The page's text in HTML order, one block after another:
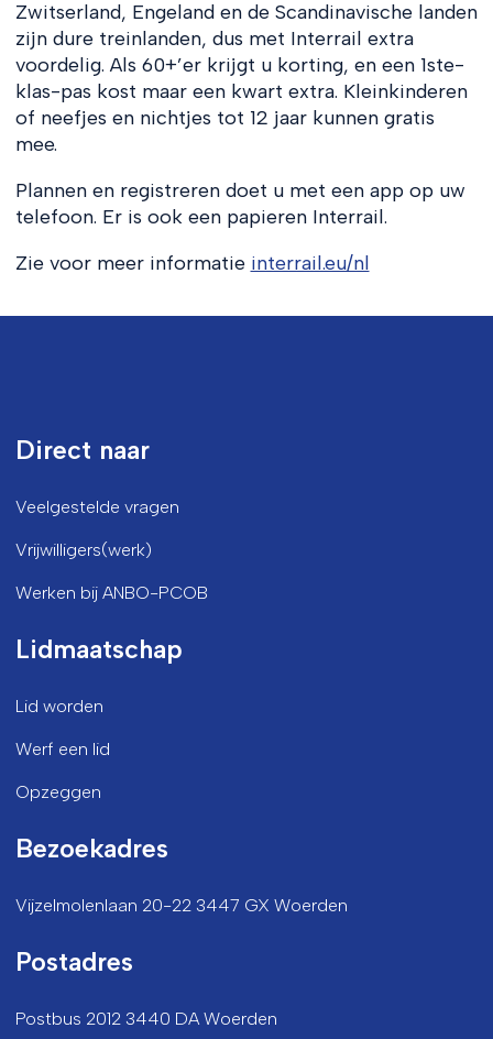
Zwitserland, Engeland en de Scandinavische landen
zijn dure treinlanden, dus met Interrail extra
voordelig. Als 60+’er krijgt u korting, en een 1ste-
klas-pas kost maar een kwart extra. Kleinkinderen
of neefjes en nichtjes tot 12 jaar kunnen gratis
mee.
Plannen en registreren doet u met een app op uw
telefoon. Er is ook een papieren Interrail.
Zie voor meer informatie interrail.eu/nl
Direct naar
Veelgestelde vragen
Vrijwilligers(werk)
Werken bij ANBO-PCOB
Lidmaatschap
Lid worden
Werf een lid
Opzeggen
Bezoekadres
Vijzelmolenlaan 20-22 3447 GX Woerden
Postadres
Postbus 2012 3440 DA Woerden